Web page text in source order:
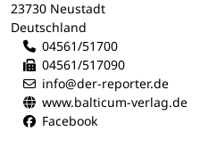
23730 Neustadt
Deutschland
04561/51700
04561/517090
info@der-reporter.de
www.balticum-verlag.de
Facebook